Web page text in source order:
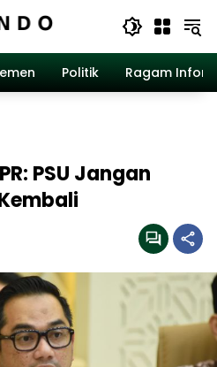
Politik Ragam
PSU Jangan